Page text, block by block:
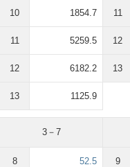
10 1854.7
11 5259.5
12 6182.2
13 1125.9
11
12
13
3－7
8 52.5 9